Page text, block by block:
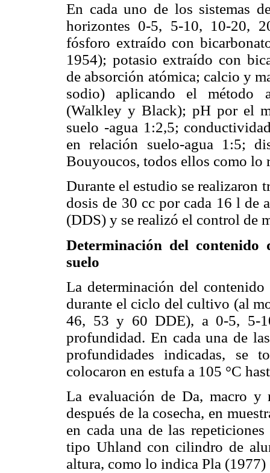
En cada uno de los sistemas
horizontes 0-5, 5-10, 10-20,
fósforo extraído con
1954); potasio extraído con
de absorción atómica; calcio y
sodio) aplicando el método
(Walkley y Black); pH por el
suelo -agua 1:2,5;
en relación suelo-agua 1:5;
Bouyoucos, todos ellos como lo
Durante el estudio se realizaron
dosis de 30 cc por cada 16 l de
(DDS) y se realizó el control de
Determinación del contenido
suelo
La determinación del
durante el ciclo del cultivo (al
46, 53 y 60 DDE), a 0-5, 5-
profundidad. En cada una de
profundidades indicadas, se
colocaron en estufa a 105 °C
La evaluación de Da, macro y
después de la cosecha, en
en cada una de las
tipo Uhland con cilindro de
altura, como lo indica Pla